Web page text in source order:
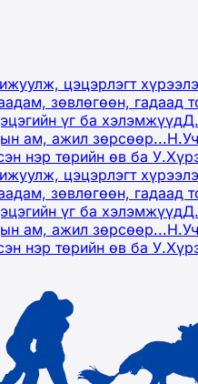
цэцэрлэгт
зөвлөгөөн, гадаад
үг ба хэлэмжүүд
ам, ажил зөрсөөр...
нэр төрийн өв ба
цэцэрлэгт
зөвлөгөөн, гадаад
үг ба хэлэмжүүд
ам, ажил зөрсөөр...
нэр төрийн өв ба